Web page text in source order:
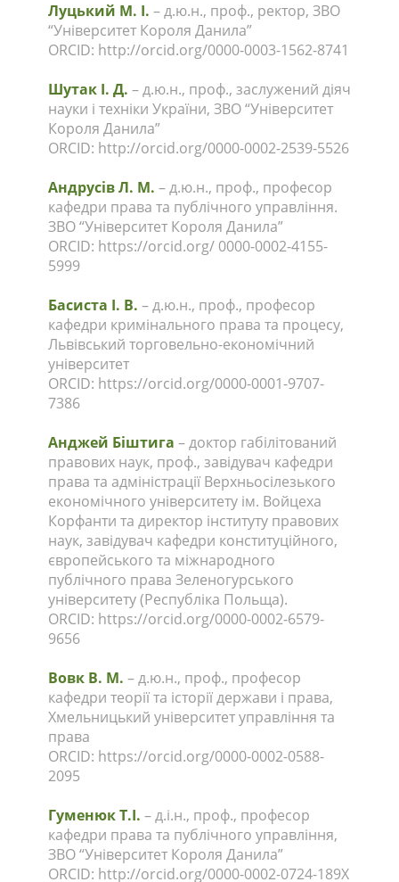
Луцький М. І. – д.ю.н., проф., ректор, ЗВО
“Університет Короля Данила”
ORCID: http://orcid.org/0000-0003-1562-8741
Шутак І. Д. – д.ю.н., проф., заслужений діяч
науки і техніки України, ЗВО “Університет
Короля Данила”
ORCID: http://orcid.org/0000-0002-2539-5526
Андрусів Л. М. – д.ю.н., проф., професор
кафедри права та публічного управління.
ЗВО “Університет Короля Данила”
ORCID: https://orcid.org/ 0000-0002-4155-
5999
Басиста І. В. – д.ю.н., проф., професор
кафедри кримінального права та процесу,
Львівський торговельно-економічний
університет
ORCID: https://orcid.org/0000-0001-9707-
7386
Анджей Біштига – доктор габілітований
правових наук, проф., завідувач кафедри
права та адміністрації Верхньосілезького
економічного університету ім. Войцеха
Корфанти та директор інституту правових
наук, завідувач кафедри конституційного,
європейського та міжнародного
публічного права Зеленогурського
університету (Республіка Польща).
ORCID: https://orcid.org/0000-0002-6579-
9656
Вовк В. М. – д.ю.н., проф., професор
кафедри теорії та історії держави і права,
Хмельницький університет управління та
права
ORCID: https://orcid.org/0000-0002-0588-
2095
Гуменюк Т.І. – д.і.н., проф., професор
кафедри права та публічного управління,
ЗВО “Університет Короля Данила”
ORCID: http://orcid.org/0000-0002-0724-189X